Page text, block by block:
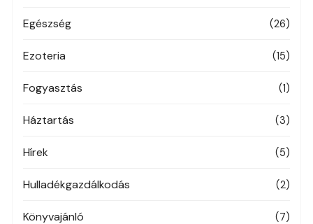
Egészség (26)
Ezoteria (15)
Fogyasztás (1)
Háztartás (3)
Hírek (5)
Hulladékgazdálkodás (2)
Könyvajánló (7)